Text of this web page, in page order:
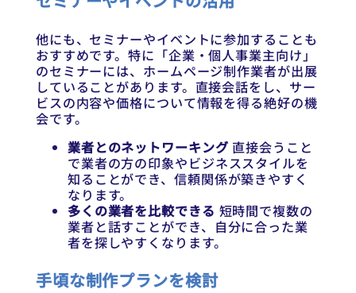
他にも、セミナーやイベントに参加することも
おすすめです。特に「企業・個人事業主向け」
のセミナーには、ホームページ制作業者が出展
していることがあります。直接会話をし、サー
ビスの内容や価格について情報を得る絶好の機
会です。
業者とのネットワーキング直接会うこと
で業者の方の印象やビジネススタイルを
知ることができ、信頼関係が築きやすく
なります。
多くの業者を比較できる 短時間で複数の
業者と話すことができ、自分に合った業
者を探しやすくなります。
手頃な制作プランを検討